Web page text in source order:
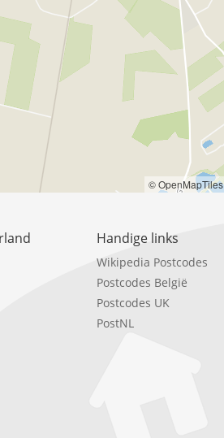
© OpenMapTiles
Handige links
Wikipedia Postcodes
Postcodes België
Postcodes UK
PostNL